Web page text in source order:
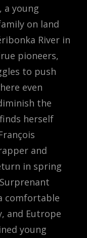
a young
on land
River in
pioneers,
to push
even
the
herself
and
in spring
comfortable
and Eutrope
young